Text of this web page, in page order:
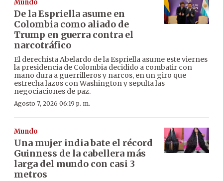
Mundo
De la Espriella asume en
Colombia como aliado de
Trump en guerra contra el
narcotráfico
El derechista Abelardo de la Espriella asume este viernes
la presidencia de Colombia decidido a combatir con
mano dura a guerrilleros y narcos, en un giro que
estrecha lazos con Washington y sepulta las
negociaciones de paz.
Agosto 7, 2026 06:19 p. m.
Mundo
Una mujer india bate el récord
Guinness de la cabellera más
larga del mundo con casi 3
metros